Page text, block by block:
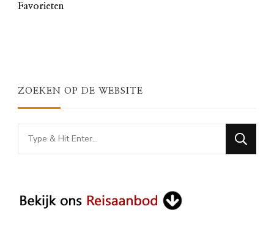
Favorieten
ZOEKEN OP DE WEBSITE
Looking
for